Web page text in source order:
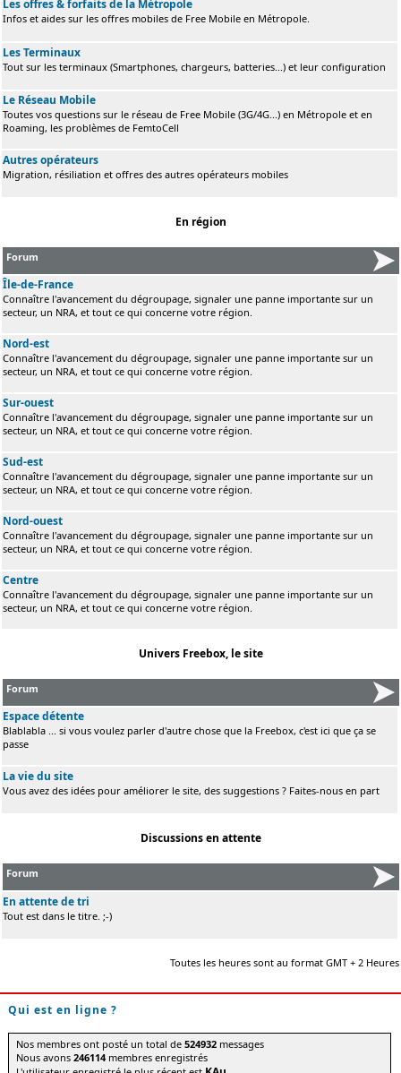
Les offres & forfaits de la Métropole
Infos et aides sur les offres mobiles de Free Mobile en Métropole.
Les Terminaux
Tout sur les terminaux (Smartphones, chargeurs, batteries...) et leur configuration
Le Réseau Mobile
Toutes vos questions sur le réseau de Free Mobile (3G/4G...) en Métropole et en
Roaming, les problèmes de FemtoCell
Autres opérateurs
Migration, résiliation et offres des autres opérateurs mobiles
En région
Forum
Île-de-France
Connaître l'avancement du dégroupage, signaler une panne importante sur un
secteur, un NRA, et tout ce qui concerne votre région.
Nord-est
Connaître l'avancement du dégroupage, signaler une panne importante sur un
secteur, un NRA, et tout ce qui concerne votre région.
Sur-ouest
Connaître l'avancement du dégroupage, signaler une panne importante sur un
secteur, un NRA, et tout ce qui concerne votre région.
Sud-est
Connaître l'avancement du dégroupage, signaler une panne importante sur un
secteur, un NRA, et tout ce qui concerne votre région.
Nord-ouest
Connaître l'avancement du dégroupage, signaler une panne importante sur un
secteur, un NRA, et tout ce qui concerne votre région.
Centre
Connaître l'avancement du dégroupage, signaler une panne importante sur un
secteur, un NRA, et tout ce qui concerne votre région.
Univers Freebox, le site
Forum
Espace détente
Blablabla ... si vous voulez parler d'autre chose que la Freebox, c'est ici que ça se
passe
La vie du site
Vous avez des idées pour améliorer le site, des suggestions ? Faites-nous en part
Discussions en attente
Forum
En attente de tri
Tout est dans le titre. ;-)
Toutes les heures sont au format GMT + 2 Heures
Qui est en ligne ?
Nos membres ont posté un total de524932 messages
Nous avons246114membres enregistrés